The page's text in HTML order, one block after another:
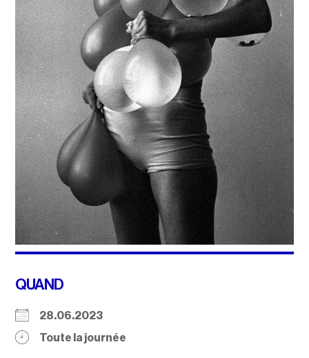
QUAND
28.06.2023
Toute la journée